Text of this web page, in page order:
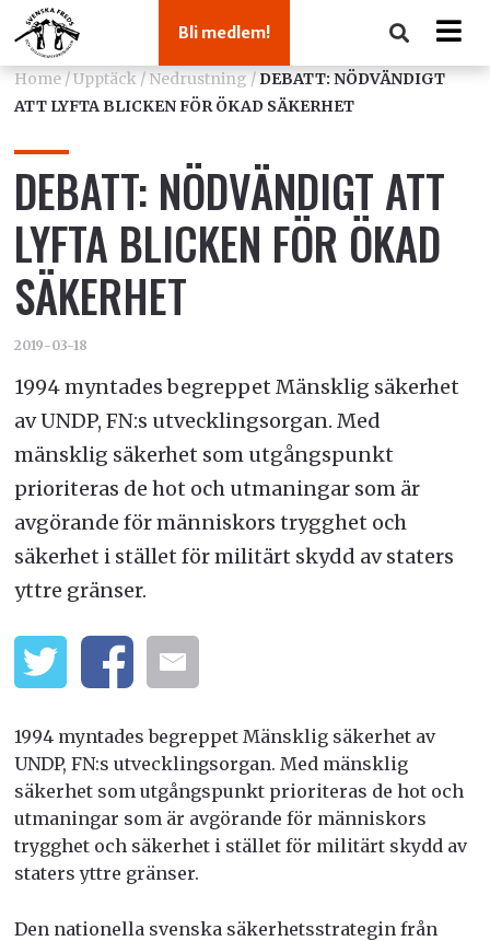
Bli medlem!
Home/Upptäck/ Nedrustning / DEBATT: NÖDVÄNDIGT
ATT LYFTA BLICKEN FÖR ÖKAD SÄKERHET
DEBATT: NÖDVÄNDIGT ATT
LYFTA BLICKEN FÖR ÖKAD
SÄKERHET
2019-03-18
1994 myntades begreppet Mänsklig säkerhet
av UNDP, FN:s utvecklingsorgan. Med
mänsklig säkerhet som utgångspunkt
prioriteras de hot och utmaningar som är
avgörande för människors trygghet och
säkerhet i stället för militärt skydd av staters
yttre gränser.
1994 myntades begreppet Mänsklig säkerhet av
UNDP, FN:s utvecklingsorgan. Med mänsklig
säkerhet som utgångspunkt prioriteras de hot och
utmaningar som är avgörande för människors
trygghet och säkerhet i stället för militärt skydd av
staters yttre gränser.
Den nationella svenska säkerhetsstrategin från